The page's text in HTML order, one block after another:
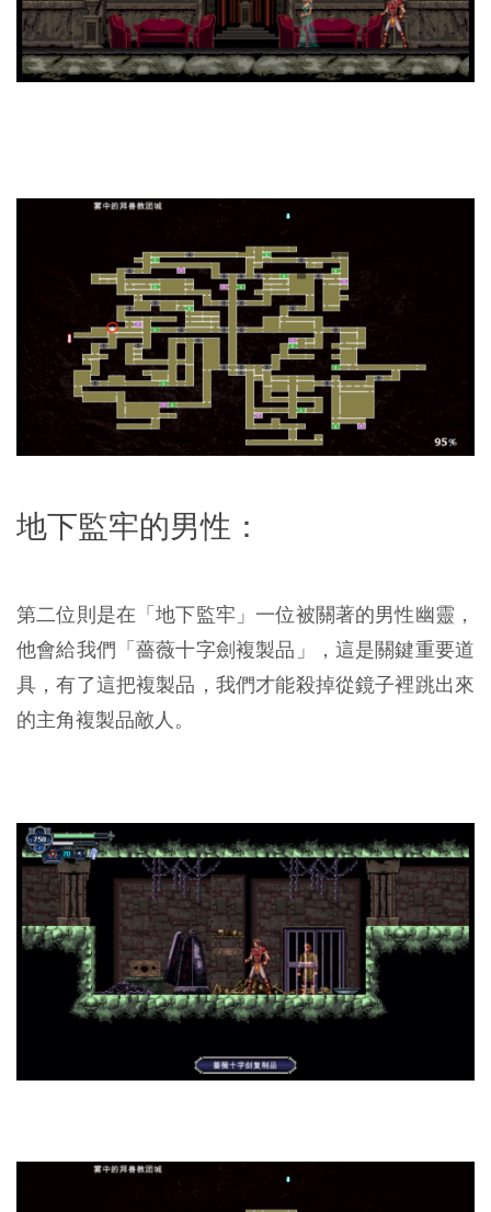
地下監牢的男性：
第二位則是在「地下監牢」一位被關著的男性幽靈，
他會給我們「薔薇十字劍複製品」，這是關鍵重要道
具，有了這把複製品，我們才能殺掉從鏡子裡跳出來
的主角複製品敵人。